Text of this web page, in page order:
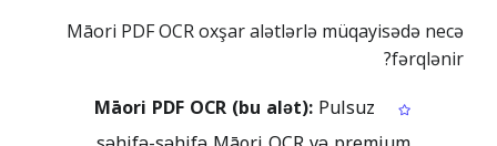
Māori PDF OCR oxşar alətlərlə müqayisədə necə
fərqlənir?
Māori PDF OCR (bu alət):Pulsuz